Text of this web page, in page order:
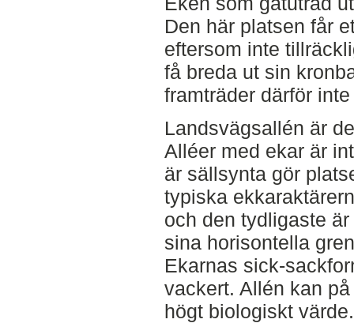
Den här platsen får
eftersom inte
få breda ut sin
framträder därför
Landsvägsallén är
Alléer med ekar är
är sällsynta gör
typiska
och den tydligaste
sina horisontella
Ekarnas sick-
vackert. Allén kan
högt biologiskt värde.